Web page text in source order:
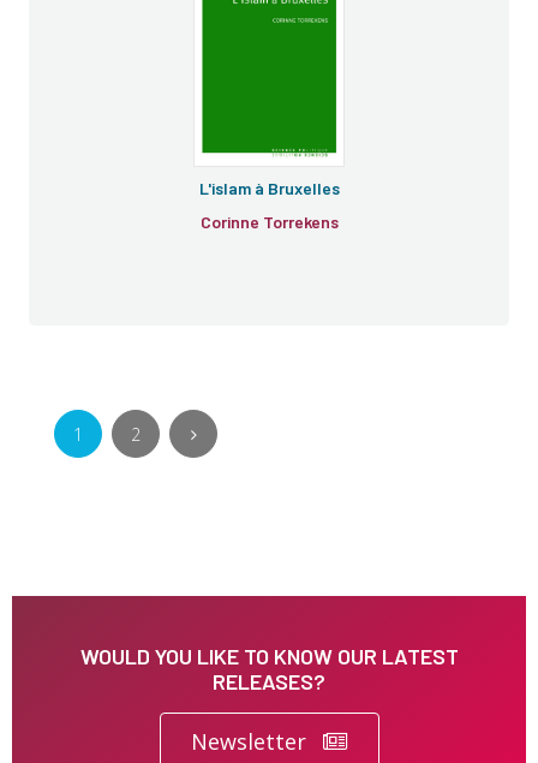
L'islam à Bruxelles
Corinne Torrekens
1 2
WOULD YOU LIKE TO KNOW OUR LATEST
RELEASES?
Newsletter